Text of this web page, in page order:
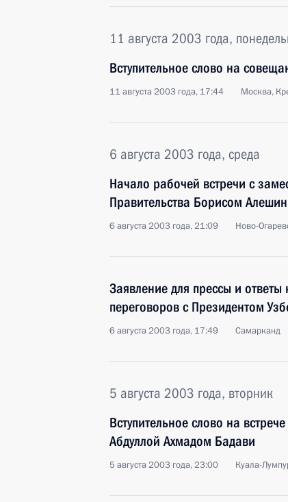
11 августа 2003 года,
Вступительное слово на
11 августа 2003 года, 17:44 Москва,
6 августа 2003 года, среда
Начало рабочей встречи с
Правительства Борисом
6 августа 2003 года, 21:09 Ново-
Заявление для прессы и
переговоров с Президентом
6 августа 2003 года, 17:49 Самарканд
5 августа 2003 года, вторник
Вступительное слово на
Абдуллой Ахмадом Бадави
5 августа 2003 года, 23:00 Куала-